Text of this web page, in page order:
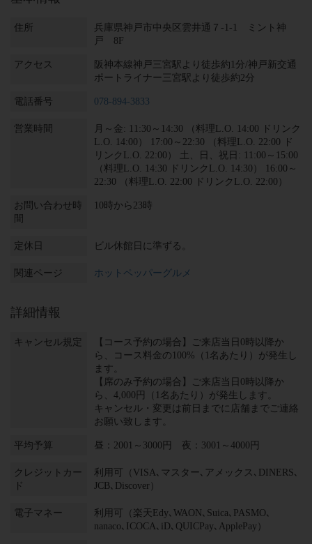
住所
兵庫県神戸市中央区雲井通７-1-1 ミント神
戸 8F
アクセス
阪神本線神戸三宮駅より徒歩約1分/神戸新交通
ポートライナー三宮駅より徒歩約2分
電話番号 078-894-3833
営業時間
月～金: 11:30～14:30 （料理L.O. 14:00 ドリンク
L.O. 14:00） 17:00～22:30 （料理L.O. 22:00 ド
リンクL.O. 22:00） 土、日、祝日: 11:00～15:00
（料理L.O. 14:30 ドリンクL.O. 14:30） 16:00～
22:30 （料理L.O. 22:00 ドリンクL.O. 22:00）
お問い合わせ時
間
10時から23時
定休日 ビル休館日に準ずる。
関連ページ ホットペッパーグルメ
詳細情報
キャンセル規定
【コース予約の場合】ご来店当日0時以降か
ら、コース料金の100%（1名あたり）が発生し
ます。
【席のみ予約の場合】ご来店当日0時以降か
ら、4,000円（1名あたり）が発生します。
キャンセル・変更は前日までに店舗までご連絡
お願い致します。
平均予算 昼：2001～3000円 夜：3001～4000円
クレジットカー
ド
利用可（VISA､マスター､アメックス､DINERS､
JCB､Discover）
電子マネー
利用可（楽天Edy､WAON､Suica､PASMO､
nanaco､ICOCA､iD､QUICPay､ApplePay）